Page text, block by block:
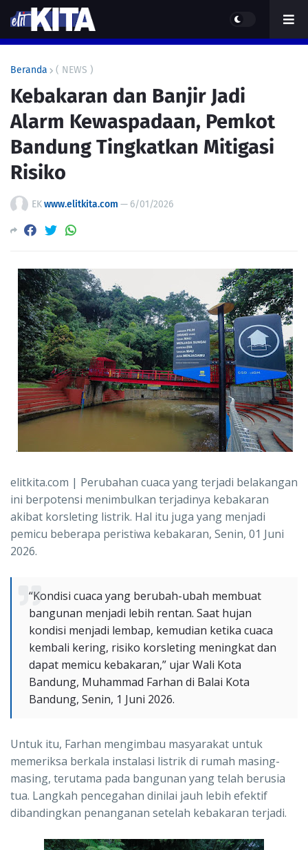
Beranda ( NEWS )
Kebakaran dan Banjir Jadi
Alarm Kewaspadaan, Pemkot
Bandung Tingkatkan Mitigasi
Risiko
EKwww.elitkita.com — 6/01/2026
.
elitkita.com | Perubahan cuaca yang terjadi belakangan
ini berpotensi menimbulkan terjadinya kebakaran
akibat korsleting listrik. Hal itu juga yang menjadi
pemicu beberapa peristiwa kebakaran, Senin, 01 Juni
2026.
“Kondisi cuaca yang berubah-ubah membuat
bangunan menjadi lebih rentan. Saat hujan
kondisi menjadi lembap, kemudian ketika cuaca
kembali kering, risiko korsleting meningkat dan
dapat memicu kebakaran,” ujar Wali Kota
Bandung, Muhammad Farhan di Balai Kota
Bandung, Senin, 1 Juni 2026.
Untuk itu, Farhan mengimbau masyarakat untuk
memeriksa berkala instalasi listrik di rumah masing-
masing, terutama pada bangunan yang telah berusia
tua. Langkah pencegahan dinilai jauh lebih efektif
dibandingkan penanganan setelah kebakaran terjadi.